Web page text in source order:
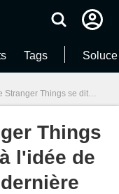
Tags
à l'idée de jouer dans la toute dernière saison de The Boys sur Prime Video
Things
l'idée de